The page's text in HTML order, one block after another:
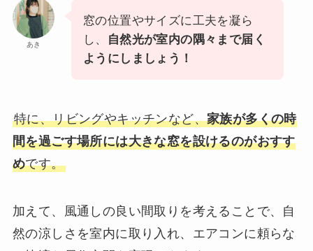
あき
窓の位置やサイズに工夫を凝ら
し、
自然光が室内の隅々まで届く
ようにしましょう！
特に、リビングやキッチンなど、家族が多くの時
間を過ごす場所には大きな窓を設けるのがおすす
めです。
加えて、風通しの良い間取りを考えることで、自
然の涼しさを室内に取り入れ、エアコンに頼らな